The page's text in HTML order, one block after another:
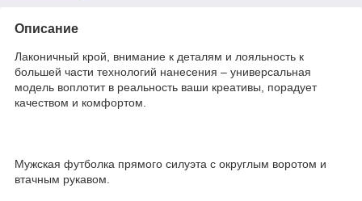
Описание
Лаконичный крой, внимание к деталям и лояльность к
большей части технологий нанесения – универсальная
модель воплотит в реальность ваши креативы, порадует
качеством и комфортом.
Мужская футболка прямого силуэта с округлым воротом и
втачным рукавом.